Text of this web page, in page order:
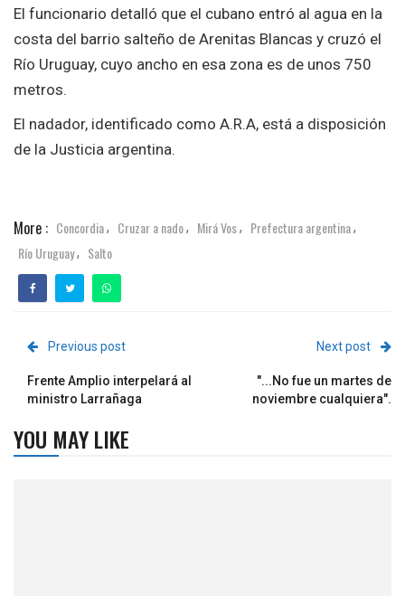
El funcionario detalló que el cubano entró al agua en la
costa del barrio salteño de Arenitas Blancas y cruzó el
Río Uruguay, cuyo ancho en esa zona es de unos 750
metros.
El nadador, identificado como A.R.A, está a disposición
de la Justicia argentina.
More : Concordia, Cruzar a nado, Mirá Vos, Prefectura argentina,
Río Uruguay, Salto
Previous post
Frente Amplio interpelará al
ministro Larrañaga
Next post
"...No fue un martes de
noviembre cualquiera".
YOU MAY LIKE